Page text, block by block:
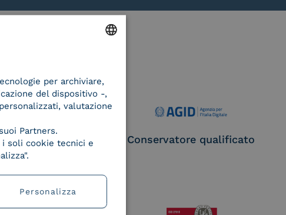
Provider e
Aggregatore CIE
Conservatore qualificato
ITALIAN
per archiviare,
del dispositivo -,
valutazione
Partners.
i soli cookie tecnici e
Personalizza